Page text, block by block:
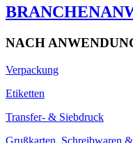
NACH
Verpackung
Etiketten
Transfer- & Siebdruck
Grußkarten, Schreibwaren